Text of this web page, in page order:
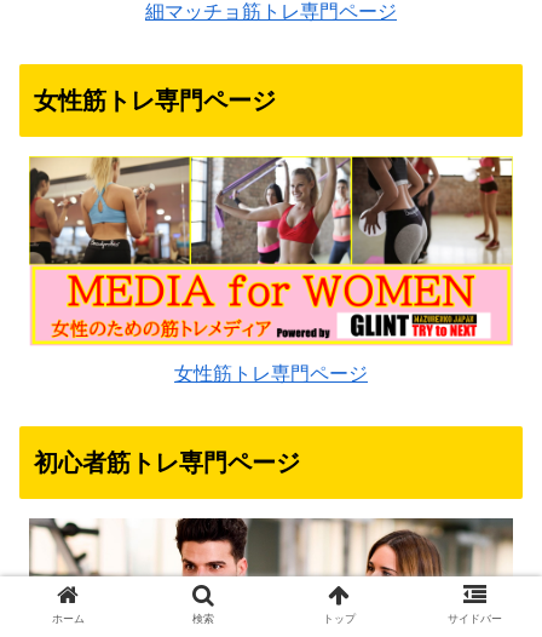
細マッチョ筋トレ専門ページ
女性筋トレ専門ページ
女性筋トレ専門ページ
初心者筋トレ専門ページ
ホーム 検索 トップ サイドバー